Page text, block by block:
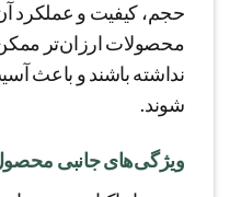
حجم، کیفیت و عملکرد
محصولات ارزان‌تر
نداشته باشند و باعث
شوند.
ویژگی‌های جانبی